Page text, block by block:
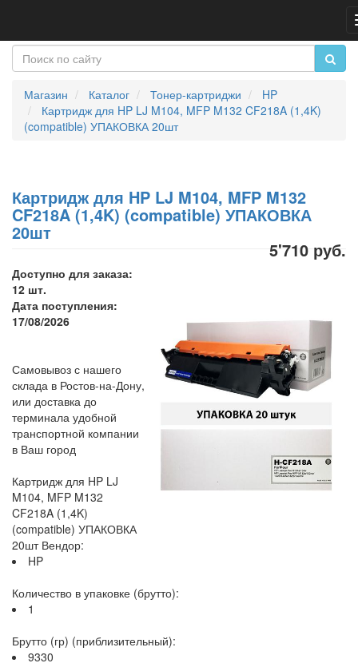
Магазин Каталог Тонер-картриджи
HP
Картридж для HP LJ M104, MFP M132 CF218A (1,4K)
(compatible) УПАКОВКА 20шт
Картридж для HP LJ M104, MFP M132
CF218A (1,4K) (compatible) УПАКОВКА
20шт
5'710 руб.
Доступно для заказа:
12 шт.
Дата поступления:
17/08/2026
Самовывоз с нашего
склада в Ростов-на-Дону,
или доставка до
терминала удобной
транспортной компании
в Ваш город
Картридж для HP LJ
M104, MFP M132
CF218A (1,4K)
(compatible) УПАКОВКА
20шт Вендор:
HP
Количество в упаковке (брутто):
1
Брутто (гр) (приблизительный):
9330